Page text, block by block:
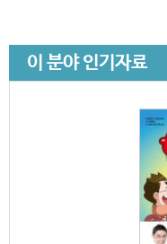
이 분야 인기자료